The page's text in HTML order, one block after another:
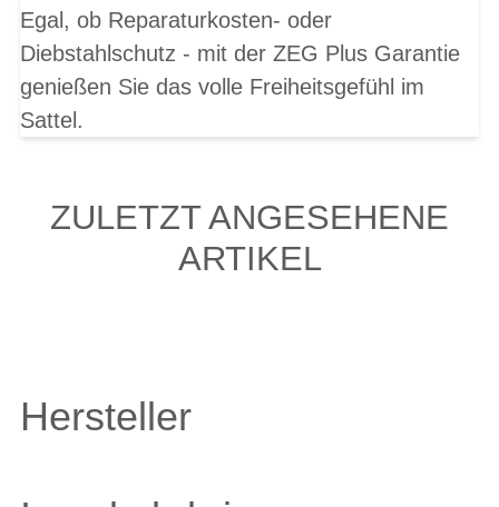
Egal, ob Reparaturkosten- oder
Diebstahlschutz - mit der ZEG Plus Garantie
genießen Sie das volle Freiheitsgefühl im
Sattel.
ZULETZT ANGESEHENE
ARTIKEL
Hersteller